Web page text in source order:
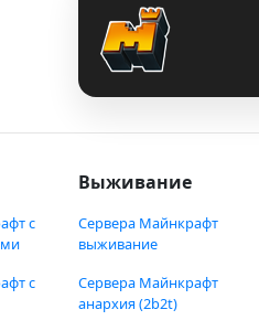
с
с
Выживание
Сервера Майнкрафт
выживание
Сервера Майнкрафт
анархия (2b2t)